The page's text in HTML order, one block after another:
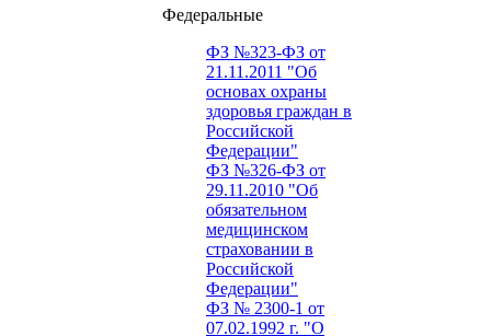
Федеральные
ФЗ №323-ФЗ от
21.11.2011 "Об
основах охраны
здоровья граждан в
Российской
Федерации"
ФЗ №326-ФЗ от
29.11.2010 "Об
обязательном
медицинском
страховании в
Российской
Федерации"
ФЗ № 2300-1 от
07.02.1992 г. "О